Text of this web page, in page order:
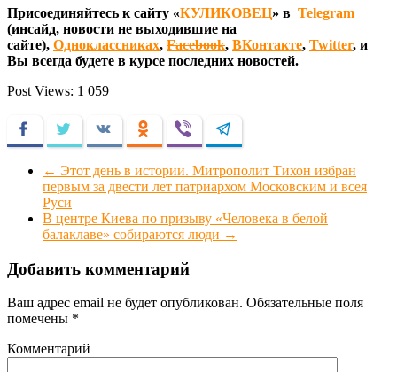
Присоединяйтесь к сайту «КУЛИКОВЕЦ» в Telegram
(инсайд, новости не выходившие на
сайте), Одноклассниках, Facebook, ВКонтакте, Twitter, и
Вы всегда будете в курсе последних новостей.
Post Views: 1 059
FacebookTwitter VKontakteOdnoklassniki
Viber
← Этот день в истории. Митрополит Тихон избран
первым за двести лет патриархом Московским и всея
Руси
В центре Киева по призыву «Человека в белой
балаклаве» собираются люди →
Добавить комментарий
Ваш адрес email не будет опубликован. Обязательные поля
помечены *
Комментарий